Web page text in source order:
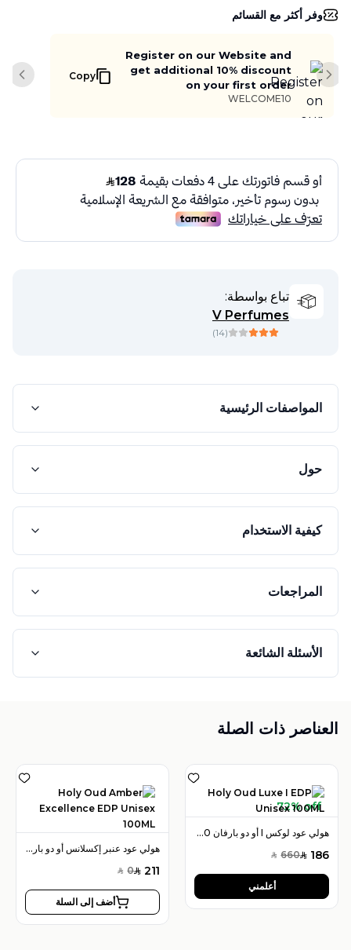
وفر أكثر مع القسائم
Register on our Website and
get additional 10% discount
on your first order
WELCOME10
Copy Next slide
تباع بواسطة:
V Perfumes
(
14
)
المواصفات الرئيسية
حول
كيفية الاستخدام
المراجعات
الأسئلة الشائعة
العناصر ذات الصلة
هولي عود عنبر إكسلانس أو دو بارفان 100 مل للجنسين
SAR 211
SAR 0
أضف إلى السلة
72% off
هولي عود لوكس I أو دو بارفان 100 مل للجنسين
SAR 186
SAR 660
أعلمني